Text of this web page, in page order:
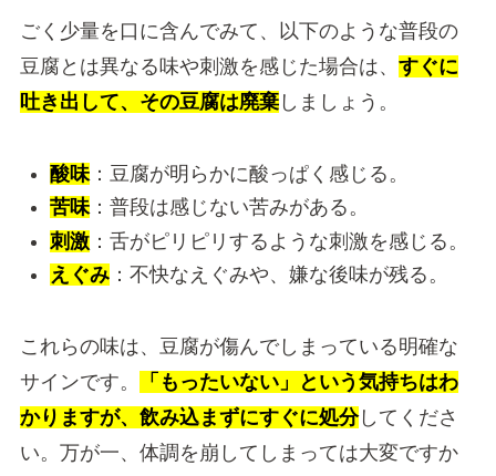
ごく少量を口に含んでみて、以下のような普段の
豆腐とは異なる味や刺激を感じた場合は、 すぐに
吐き出して、その豆腐は廃棄しましょう。
酸味：豆腐が明らかに酸っぱく感じる。
苦味：普段は感じない苦みがある。
刺激：舌がピリピリするような刺激を感じる。
えぐみ：不快なえぐみや、嫌な後味が残る。
これらの味は、豆腐が傷んでしまっている明確な
サインです。
「もったいない」という気持ちはわ
かりますが、飲み込まずにすぐに処分してくださ
い。万が一、体調を崩してしまっては大変ですか